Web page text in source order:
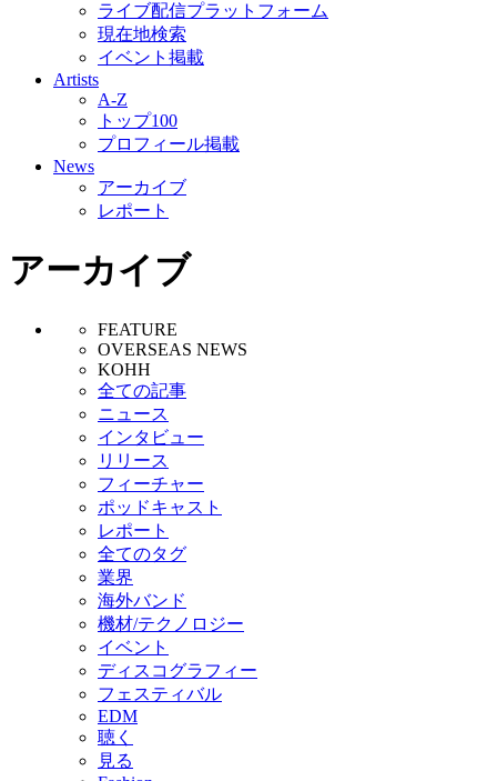
ライブ配信プラットフォーム
現在地検索
イベント掲載
Artists
A-Z
トップ100
プロフィール掲載
News
アーカイブ
レポート
アーカイブ
FEATURE
OVERSEAS NEWS
KOHH
全ての記事
ニュース
インタビュー
リリース
フィーチャー
ポッドキャスト
レポート
全てのタグ
業界
海外バンド
機材/テクノロジー
イベント
ディスコグラフィー
フェスティバル
EDM
聴く
見る